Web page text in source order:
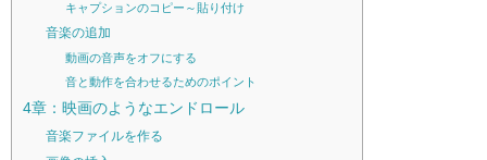
キャプションのコピー～貼り付け
音楽の追加
動画の音声をオフにする
音と動作を合わせるためのポイント
4章：映画のようなエンドロール
音楽ファイルを作る